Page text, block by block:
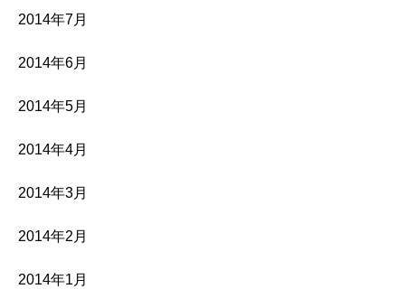
2014年7月
2014年6月
2014年5月
2014年4月
2014年3月
2014年2月
2014年1月